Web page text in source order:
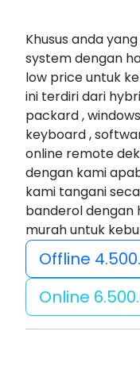
Khusus anda
system dengan
low price untuk
ini terdiri dari
packard ,
keyboard ,
online remote
dengan kami
kami tangani
banderol dengan
murah untuk
Offline
Online